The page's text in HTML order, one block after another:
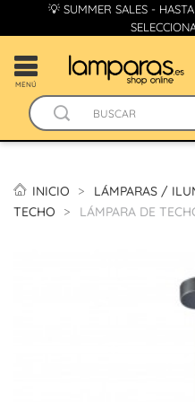
💡 SUMMER SALES -
MENÚ
INICIO LÁMPARAS /
TECHO
LÁMPARA DE